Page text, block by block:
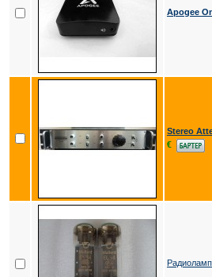
Apogee
Stereo
€